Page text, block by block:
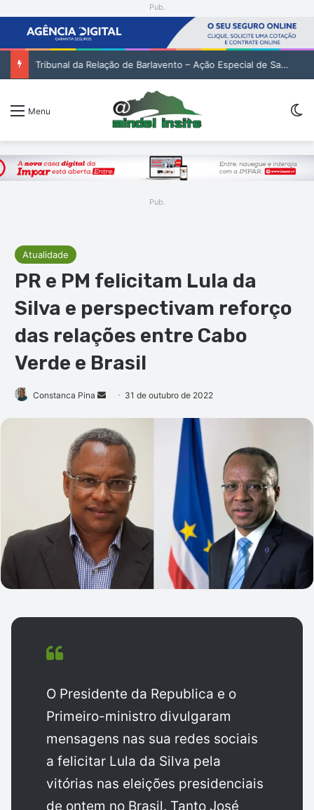
Pub.
Tribunal da Relação de Barlavento – Ação Especial de Sandra Helena Monteiro Lima (2. pub)
Menu
Pub.
Atualidade
PR e PM felicitam Lula da
Silva e perspectivam reforço
das relações entre Cabo
Verde e Brasil
Constanca Pina
Mande
e-
mail
31 de outubro de 2022
O Presidente da Republica e o
Primeiro-ministro divulgaram
mensagens nas sua redes sociais
a felicitar Lula da Silva pela
vitórias nas eleições presidenciais
de ontem no Brasil. Tanto José